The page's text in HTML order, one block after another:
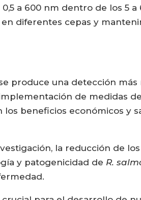
a 600 nm dentro de los 5 a
diferentes cepas y
produce una detección más
de medidas
beneficios económicos y
la reducción de
y patogenicidad de R.